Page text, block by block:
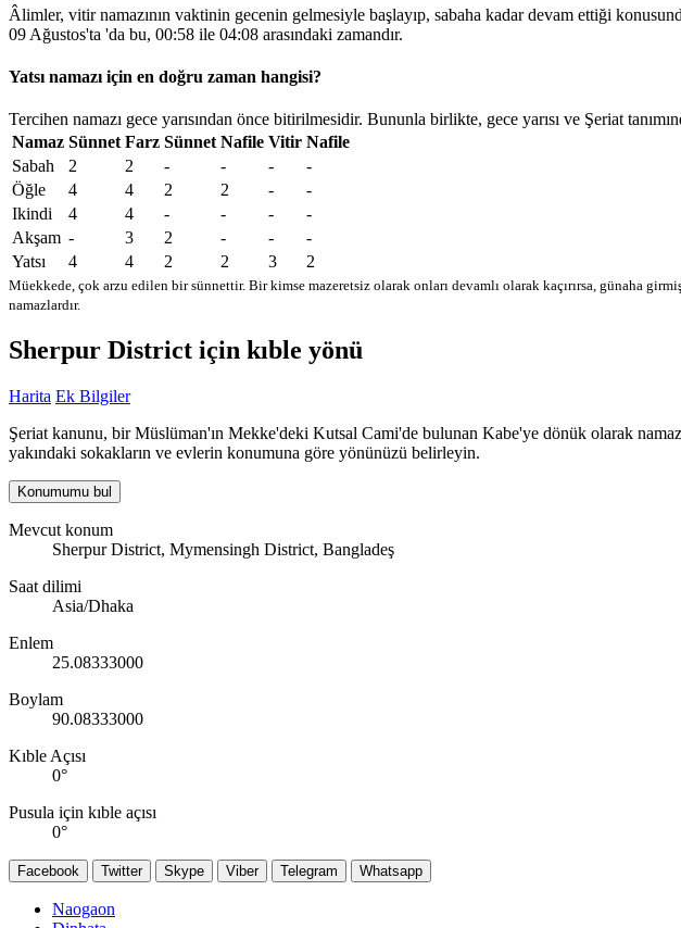
Âlimler, vitir namazının vaktinin gecenin gelmesiyle başlayıp, sabaha kadar devam ettiği
09 Ağustos'ta 'da bu, 00:58 ile 04:08 arasındaki zamandır.
Yatsı namazı için en doğru zaman hangisi?
Tercihen namazı gece yarısından önce bitirilmesidir. Bununla birlikte, gece yarısı ve Şeriat
Namaz Sünnet Farz Sünnet Nafile Vitir Nafile
Sabah
2 2 - - -
-
Öğle
4 4 2 2 -
-
Ikindi
4 4 - - -
-
Akşam - 3 2 - -
-
Yatsı
4 4 2 2 3 2
Müekkede, çok arzu edilen bir sünnettir. Bir kimse mazeretsiz olarak onları devamlı olarak kaçırırsa, günaha
namazlardır.
Sherpur District için kıble yönü
Harita Ek Bilgiler
Şeriat kanunu, bir Müslüman'ın Mekke'deki Kutsal Cami'de bulunan Kabe'ye dönük olarak
yakındaki sokakların ve evlerin konumuna göre yönünüzü belirleyin.
Konumumu bul
Mevcut konum
Sherpur District, Mymensingh District, Bangladeş
Saat dilimi
Asia/Dhaka
Enlem
25.08333000
Boylam
90.08333000
Kıble Açısı
0°
Pusula için kıble açısı
0°
Facebook Twitter Skype Viber Telegram Whatsapp
Naogaon